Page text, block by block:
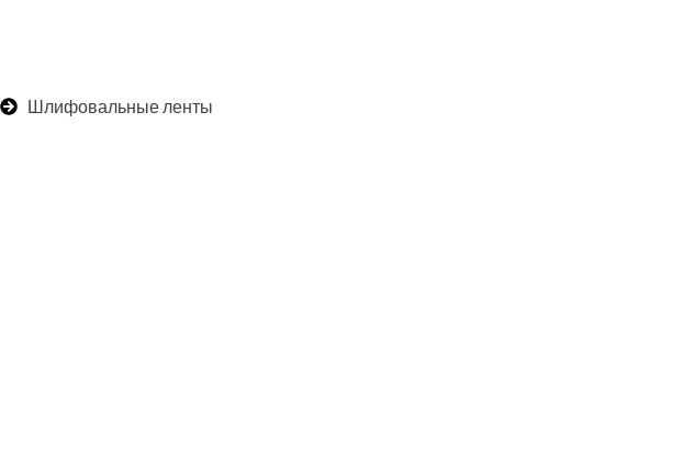
Шлифовальные ленты